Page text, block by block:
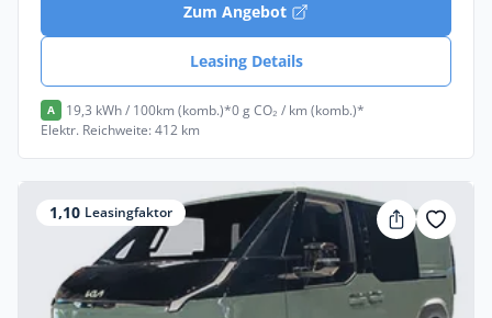
Zum Angebot
Leasing Details
A 19,3 kWh / 100km (komb.)*0 g CO₂ / km (komb.)*
Elektr. Reichweite: 412 km
1,10 Leasingfaktor